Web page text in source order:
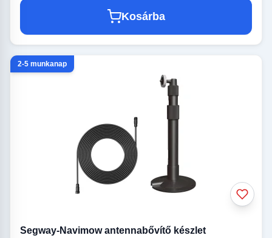
Kosárba
2-5 munkanap
Segway-Navimow antennabővítő készlet